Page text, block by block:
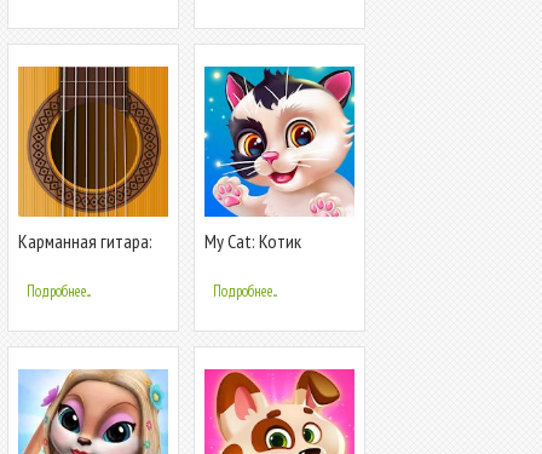
Карманная гитара:
Guitar Pro
Подробнее...
My Cat: Котик
Подробнее...